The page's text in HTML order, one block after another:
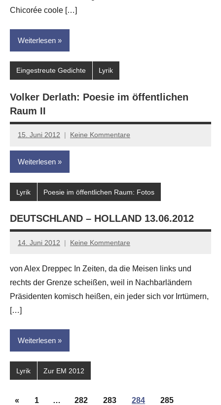
Chicorée coole […]
Weiterlesen
Eingestreute Gedichte Lyrik
Volker Derlath: Poesie im öffentlichen
Raum II
15. Juni 2012
Anton
G.
Leitner
Keine Kommentare
Weiterlesen
Lyrik Poesie im öffentlichen Raum: Fotos
DEUTSCHLAND – HOLLAND 13.06.2012
14. Juni 2012
Anton
Leitner
Keine Kommentare
von Alex Dreppec In Zeiten, da die Meisen links und
rechts der Grenze scheißen, weil in Nachbarländern
Präsidenten komisch heißen, ein jeder sich vor Irrtümern,
[…]
Weiterlesen
Lyrik Zur EM 2012
Seitennummerierung
«Vorherige
1 … 282 283 284 285